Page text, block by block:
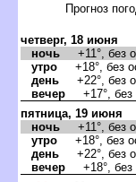
Прогноз
четверг, 18 июня
ночь +11°, без
утро +18°, без
день +22°, без
ечер +17°, без
пятница, 19 июня
ночь +11°, без
утро +18°, без
день +22°, без
ечер +18°, без